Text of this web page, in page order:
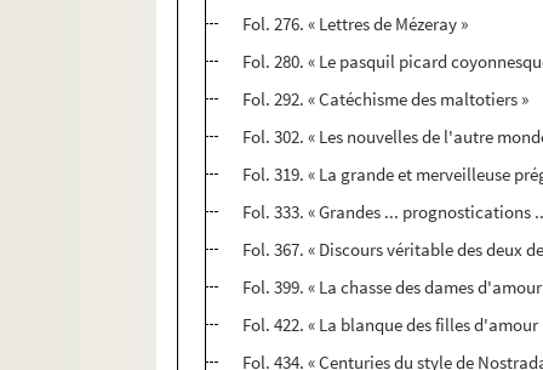
Fol. 276. « Lettres de Mézeray »
Fol. 280. « Le pasquil picard
Fol. 292. « Catéchisme des maltotiers »
Fol. 302. « Les nouvelles de l'autre
Fol. 319. « La grande et merveilleuse
Fol. 333. « Grandes ... prognostications
Fol. 367. « Discours véritable des deux
Fol. 399. « La chasse des dames
Fol. 422. « La blanque des filles
Fol. 434. « Centuries du style de